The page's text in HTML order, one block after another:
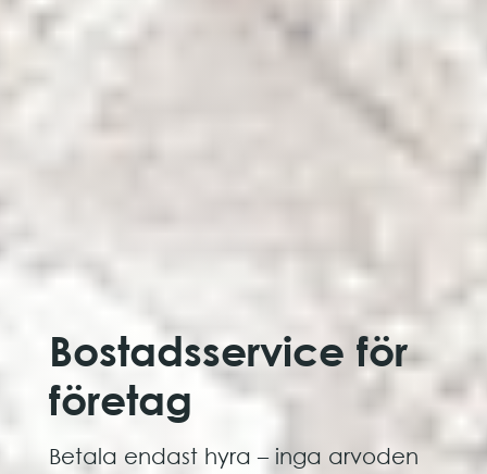
Bostads­service för
företag
Betala endast hyra – inga arvoden